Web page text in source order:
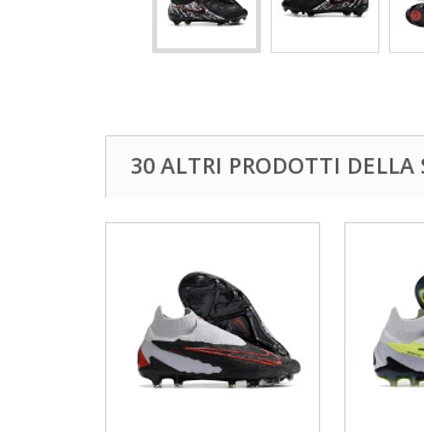
30 ALTRI PRODOTTI DELLA